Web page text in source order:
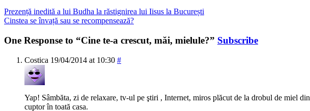
Prezență inedită a lui Budha la răstignirea lui Iisus la București
Cinstea se învață sau se recompensează?
One Response to “Cine te-a crescut, măi, mielule?” Subscribe
Costica 19/04/2014 at 10:30 #
Yap! Sâmbăta, zi de relaxare, tv-ul pe ştiri , Internet, miros plăcut de la drobul de miel din
cuptor în toată casa.